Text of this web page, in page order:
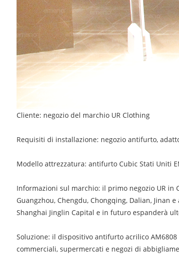
Cliente: negozio del marchio UR Clothing
Requisiti di installazione: negozio antifurto,
Modello attrezzatura: antifurto Cubic Stati Uniti
Informazioni sul marchio: il primo negozio UR in
Guangzhou, Chengdu, Chongqing, Dalian, Jinan
Shanghai Jinglin Capital e in futuro espanderà
Soluzione: il dispositivo antifurto acrilico
commerciali, supermercati e negozi di